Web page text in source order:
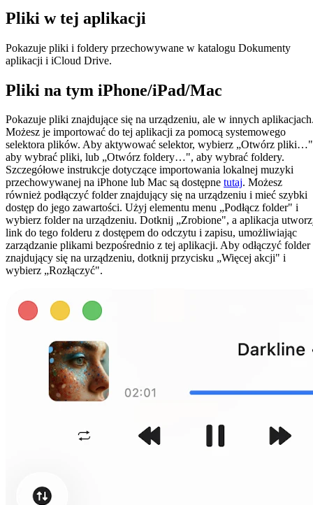
Pliki w tej aplikacji
Pokazuje pliki i foldery przechowywane w katalogu Dokumenty
aplikacji i iCloud Drive.
Pliki na tym iPhone/iPad/Mac
Pokazuje pliki znajdujące się na urządzeniu, ale w innych
Możesz je importować do tej aplikacji za pomocą systemowego
selektora plików. Aby aktywować selektor, wybierz „Otwórz
aby wybrać pliki, lub „Otwórz foldery…", aby wybrać foldery.
Szczegółowe instrukcje dotyczące importowania lokalnej muzyki
przechowywanej na iPhone lub Mac są dostępne tutaj. Możesz
również podłączyć folder znajdujący się na urządzeniu i mieć szybki
dostęp do jego zawartości. Użyj elementu menu „Podłącz folder" i
wybierz folder na urządzeniu. Dotknij „Zrobione", a aplikacja
link do tego folderu z dostępem do odczytu i zapisu, umożliwiając
zarządzanie plikami bezpośrednio z tej aplikacji. Aby odłączyć folder
znajdujący się na urządzeniu, dotknij przycisku „Więcej akcji" i
wybierz „Rozłączyć".